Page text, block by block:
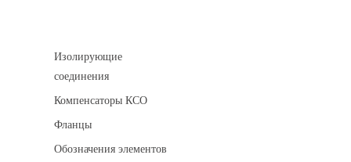
Изолирующие
соединения
Компенсаторы КСО
Фланцы
Обозначения элементов